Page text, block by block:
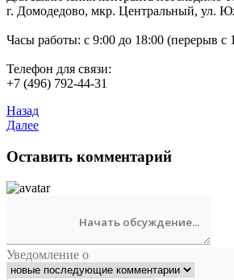
г. Домодедово, мкр. Центральный, ул.
Часы работы: с 9:00 до 18:00 (перерыв с
Телефон для связи:
+7 (496) 792-44-31
Назад
Далее
Оставить комментарий
Уведомление о